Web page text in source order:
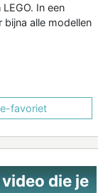
In een
bijna alle modellen
favoriet
die je